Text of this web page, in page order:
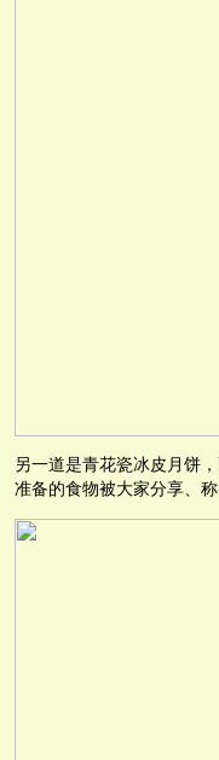
另一道是青花瓷冰皮月饼
准备的食物被大家分享、